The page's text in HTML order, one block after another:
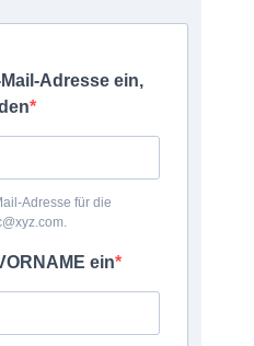
Adresse ein,
Adresse für die
ein